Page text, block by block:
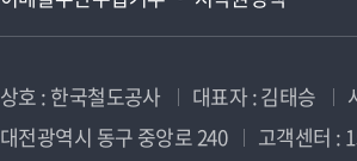
상호 : 한국철도공사 대표자 : 김태승
대전광역시 동구 중앙로 240
고객센터 :